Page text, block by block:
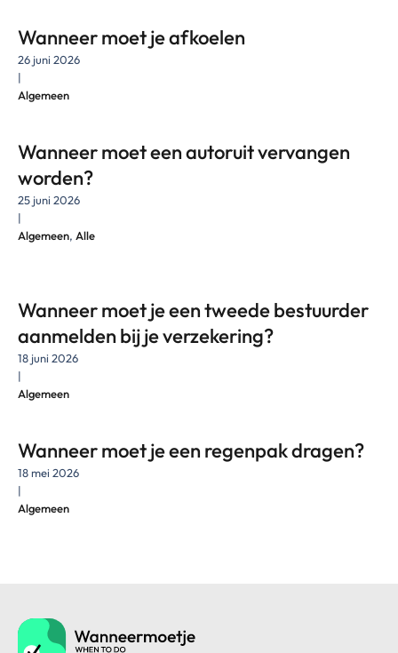
Wanneer moet je afkoelen
26 juni 2026
|
Algemeen
Wanneer moet een autoruit vervangen
worden?
25 juni 2026
|
Algemeen, Alle
Wanneer moet je een tweede bestuurder
aanmelden bij je verzekering?
18 juni 2026
|
Algemeen
Wanneer moet je een regenpak dragen?
18 mei 2026
|
Algemeen